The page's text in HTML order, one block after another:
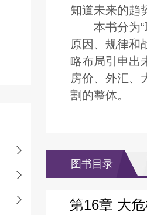
知道未来的趋
本书分为“现
原因、规律和
略布局引申出
房价、外汇、
割的整体。
图书目录
第16章 大